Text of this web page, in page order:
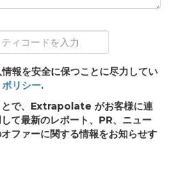
報を安全に保つことに尽力してい
リシー.
とで、Extrapolate がお客様に連
て最新のレポート、PR、ニュー
ファーに関する情報をお知らせす